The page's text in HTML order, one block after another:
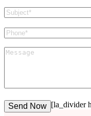
[la_divider